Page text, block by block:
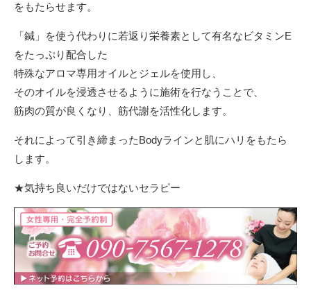
をもたらせます。
「鍼」を使う代わりに若返り栄養素として有名なビタミンE
をたっぷり配合した
特殊なアロマ専用オイルとジェルを使用し、
そのオイルを浸透させるように施術を行なうことで、
筋肉の質が良くなり、筋代謝を活性化します。
それによって引き締まったBodyラインと肌にハリをもたら
します。
★気持ち良いだけではないセラピー